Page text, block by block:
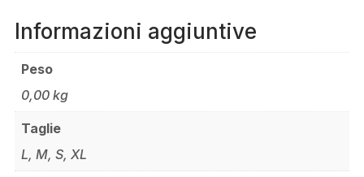
Informazioni aggiuntive
Peso
0,00 kg
Taglie
L, M, S, XL